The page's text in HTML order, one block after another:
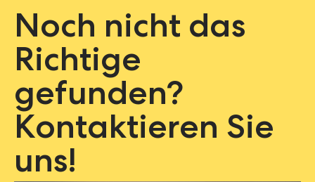
Noch nicht das
Richtige
gefunden?
Kontaktieren Sie
uns!